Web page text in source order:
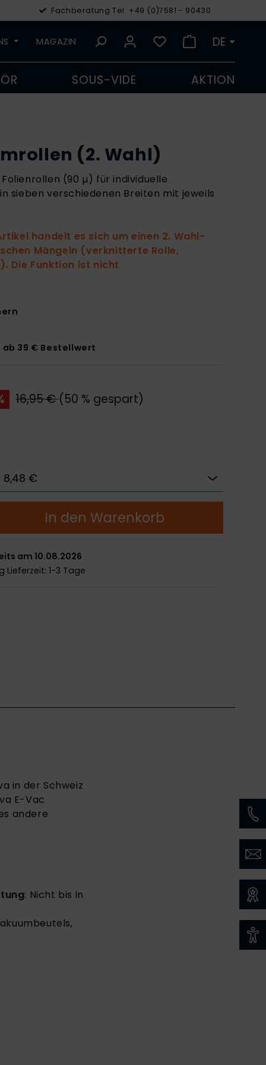
Fachberatung Tel. +49 (0)7581 - 90430
€
MAGAZIN DE
SOUS-VIDE AKTION
(2. Wahl)
(90 µ) für individuelle
sieben verschiedenen Breiten mit jeweils
handelt es sich um einen 2. Wahl-
Mängeln (verknitterte Rolle,
Die Funktion ist nicht
ab 39 € Bestellwert
16,95 €(50 % gespart)
In den Warenkorb
am 10.08.2026
Lieferzeit: 1-3 Tage
in der Schweiz
E-Vac
andere
: Nicht bis in